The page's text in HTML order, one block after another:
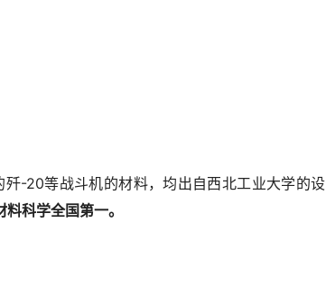
-20等战斗机的材料，均出自西北工业大学的设
科学全国第一。